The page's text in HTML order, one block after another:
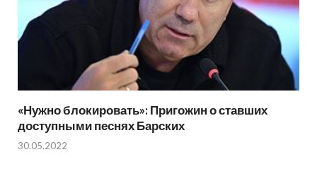
«Нужно блокировать»: Пригожин о ставших
доступными песнях Барских
30.05.2022